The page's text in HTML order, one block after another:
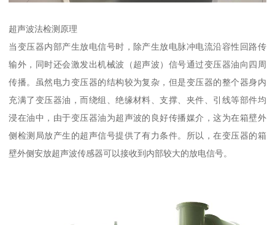
超声波法检测原理
当变压器内部产生放电信号时，除产生放电脉冲电流沿容性回路传
输外，同时还会激发出机械波（超声波）信号通过变压器油向四周
传播。虽然电力变压器的结构较为复杂，但是变压器的整个器身内
充满了变压器油，而绕组、绝缘材料、支撑、夹件、引线等部件均
浸在油中，由于变压器油为超声波的良好传播媒介，这为在箱壁外
侧检测局放产生的超声信号提供了有力条件。所以，在变压器的箱
壁外侧安放超声波传感器可以接收到内部较大的放电信号。